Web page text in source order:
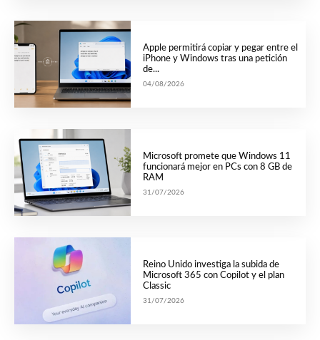
Apple permitirá copiar y pegar entre el
iPhone y Windows tras una petición
de...
04/08/2026
Microsoft promete que Windows 11
funcionará mejor en PCs con 8 GB de
RAM
31/07/2026
Reino Unido investiga la subida de
Microsoft 365 con Copilot y el plan
Classic
31/07/2026